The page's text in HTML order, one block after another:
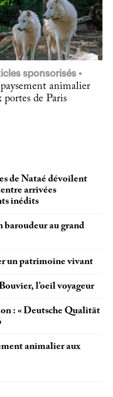
sponsorisés
animalier
portes de Paris
de Nataé dévoilent
arrivées
inédits
au grand
un patrimoine vivant
l’oeil voyageur
: « Deutsche Qualität
animalier aux